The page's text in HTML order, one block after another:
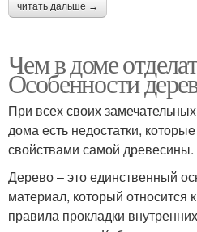
читать дальше →
Чем в доме
Особенности
При всех своих
дома есть недостатки,
свойствами самой древесины.
Дерево – это единственный
материал, который относится
правила прокладки